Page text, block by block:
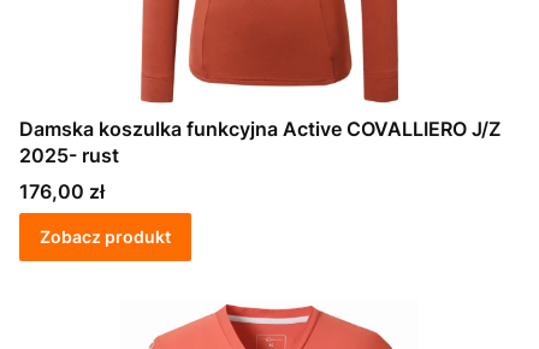
Damska koszulka funkcyjna Active COVALLIERO J/Z
2025- rust
Cena
176,00 zł
Zobacz produkt